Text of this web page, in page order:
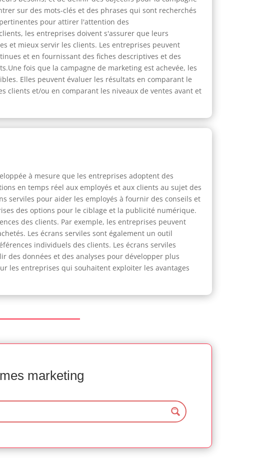
sur des mots-clés et des phrases qui sont recherchés
pour attirer l'attention des
les entreprises doivent s'assurer que leurs
et mieux servir les clients. Les entreprises peuvent
et en fournissant des fiches descriptives et des
fois que la campagne de marketing est achevée, les
Elles peuvent évaluer les résultats en comparant le
clients et/ou en comparant les niveaux de ventes avant et
à mesure que les entreprises adoptent des
en temps réel aux employés et aux clients au sujet des
serviles pour aider les employés à fournir des conseils et
des options pour le ciblage et la publicité numérique.
des clients. Par exemple, les entreprises peuvent
Les écrans serviles sont également un outil
individuels des clients. Les écrans serviles
des données et des analyses pour développer plus
les entreprises qui souhaitent exploiter les avantages
marketing